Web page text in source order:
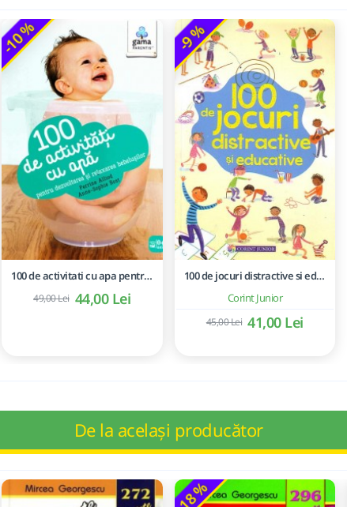
-10 %
100 de activitati cu apa pentru dezvoltarea si relaxarea bebelusilor - Perrine Alliod
44,00 Lei
49,00 Lei
-9 %
Corint Junior
100 de jocuri distractive si educative
41,00 Lei
45,00 Lei
De la același producător
-18 %